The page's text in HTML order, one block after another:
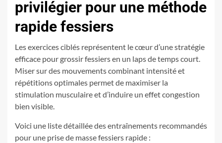
privilégier pour une méthode
rapide fessiers
Les exercices ciblés représentent le cœur d’une stratégie
efficace pour grossir fessiers en un laps de temps court.
Miser sur des mouvements combinant intensité et
répétitions optimales permet de maximiser la
stimulation musculaire et d’induire un effet congestion
bien visible.
Voici une liste détaillée des entraînements recommandés
pour une prise de masse fessiers rapide :